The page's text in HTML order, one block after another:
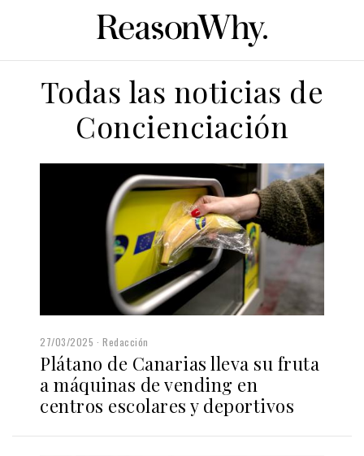
Todas las noticias de
Concienciación
27/03/2025 Redacción
Plátano de Canarias lleva su fruta
a máquinas de vending en
centros escolares y deportivos